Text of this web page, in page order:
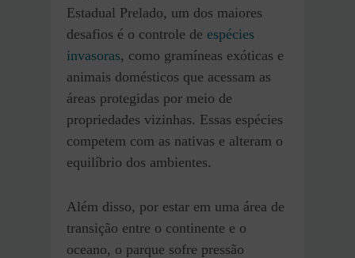
Estadual Prelado, um dos maiores
desafios é o controle de espécies
invasoras, como gramíneas exóticas e
animais domésticos que acessam as
áreas protegidas por meio de
propriedades vizinhas. Essas espécies
competem com as nativas e alteram o
equilíbrio dos ambientes.
Além disso, por estar em uma área de
transição entre o continente e o
oceano, o parque sofre pressão